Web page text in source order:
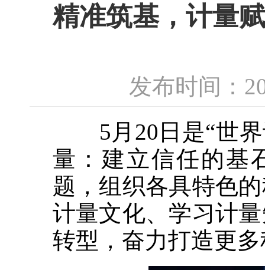
精准筑基，计量
发布时间：
5月20日是“世界
量：建立信任的基
题，组织各具特色
计量文化、学习计
转型，奋力打造更